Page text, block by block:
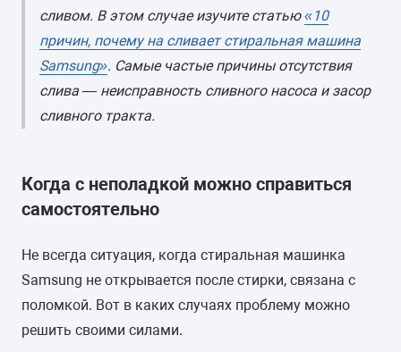
сливом. В этом случае изучите статью«10
причин, почему на сливает стиральная машина
Samsung». Самые частые причины отсутствия
слива — неисправность сливного насоса и засор
сливного тракта.
Когда с неполадкой можно справиться
самостоятельно
Не всегда ситуация, когда стиральная машинка
Samsung не открывается после стирки, связана с
поломкой. Вот в каких случаях проблему можно
решить своими силами.